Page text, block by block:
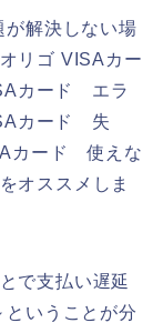
が解決しない場
リゴ VISAカー
カード エラ
カード 失
カード 使えな
オススメしま
で支払い遅延
いうことが分